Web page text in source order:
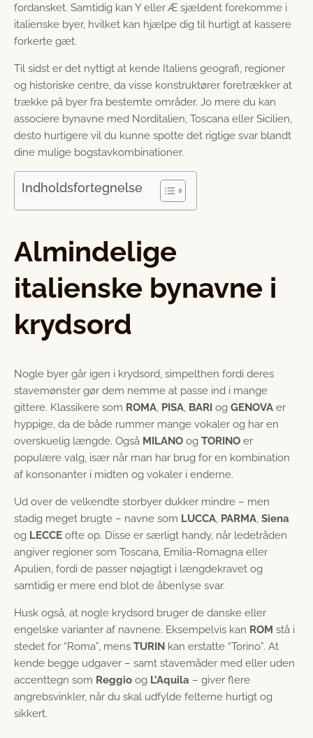
fordansket. Samtidig kan Y eller Æ sjældent forekomme i
italienske byer, hvilket kan hjælpe dig til hurtigt at kassere
forkerte gæt.
Til sidst er det nyttigt at kende Italiens geografi, regioner
og historiske centre, da visse konstruktører foretrækker at
trække på byer fra bestemte områder. Jo mere du kan
associere bynavne med Norditalien, Toscana eller Sicilien,
desto hurtigere vil du kunne spotte det rigtige svar blandt
dine mulige bogstavkombinationer.
Indholdsfortegnelse
Almindelige
italienske bynavne i
krydsord
Nogle byer går igen i krydsord, simpelthen fordi deres
stavemønster gør dem nemme at passe ind i mange
gittere. Klassikere som ROMA, PISA, BARI og GENOVA er
hyppige, da de både rummer mange vokaler og har en
overskuelig længde. Også MILANO og TORINO er
populære valg, især når man har brug for en kombination
af konsonanter i midten og vokaler i enderne.
Ud over de velkendte storbyer dukker mindre – men
stadig meget brugte – navne som LUCCA, PARMA, Siena
og LECCE ofte op. Disse er særligt handy, når ledetråden
angiver regioner som Toscana, Emilia-Romagna eller
Apulien, fordi de passer nøjagtigt i længdekravet og
samtidig er mere end blot de åbenlyse svar.
Husk også, at nogle krydsord bruger de danske eller
engelske varianter af navnene. Eksempelvis kan ROM stå i
stedet for “Roma”, mens TURIN kan erstatte “Torino”. At
kende begge udgaver – samt stavemåder med eller uden
accenttegn som Reggio og L’Aquila – giver flere
angrebsvinkler, når du skal udfylde felterne hurtigt og
sikkert.